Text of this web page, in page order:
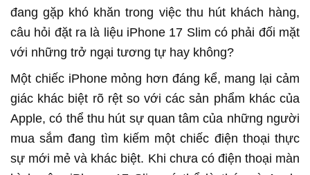
đang gặp khó khăn trong việc thu hút khách hàng,
câu hỏi đặt ra là liệu iPhone 17 Slim có phải đối mặt
với những trở ngại tương tự hay không?
Một chiếc iPhone mỏng hơn đáng kể, mang lại cảm
giác khác biệt rõ rệt so với các sản phẩm khác của
Apple, có thể thu hút sự quan tâm của những người
mua sắm đang tìm kiếm một chiếc điện thoại thực
sự mới mẻ và khác biệt. Khi chưa có điện thoại màn